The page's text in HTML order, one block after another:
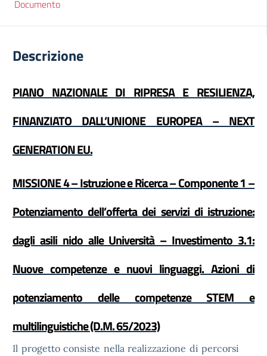
Documento
Descrizione
PIANO NAZIONALE DI RIPRESA E RESILIENZA,
FINANZIATO DALL’UNIONE EUROPEA – NEXT
GENERATION EU.
MISSIONE 4 – Istruzione e Ricerca – Componente 1 –
Potenziamento dell’offerta dei servizi di istruzione:
dagli asili nido alle Università – Investimento 3.1:
Nuove competenze e nuovi linguaggi. Azioni di
potenziamento delle competenze STEM e
multilinguistiche (D.M. 65/2023)
Il progetto consiste nella realizzazione di percorsi